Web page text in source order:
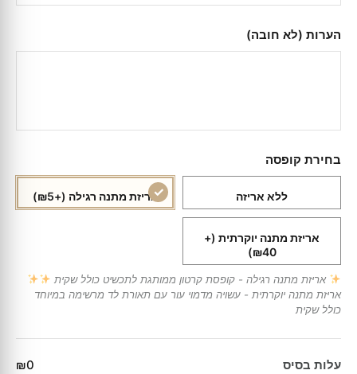
הערות (לא חובה)
בחירת קופסה
ללא אריזה אריזת מתנה רגילה (+₪5)
אריזת מתנה יוקרתית (+
₪40)
אריזת מתנה רגילה - קופסת קרטון ממותגת לתכשיט כולל שקית
אריזת מתנה יוקרתית - עשויה מדמוי עור עם תאורת לד מרשימה במיוחד
כולל שקית
עלות בסיס
₪0